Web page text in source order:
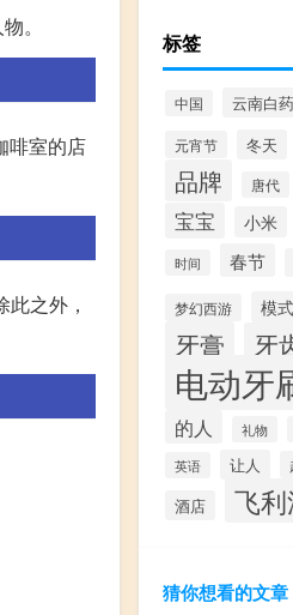
。
啡室的店
之外，
标签
中国 云南白药
元宵节 冬天
品牌 唐代
宝宝 小米
时间 春节
梦幻西游 模式
牙膏 牙
电动牙
的人 礼物
英语 让人
酒店 飞
猜你想看的文章